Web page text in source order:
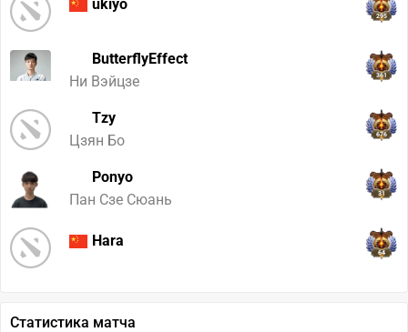
ukiyo
295
ButterflyEffect
Ни Вэйцзе
361
Tzy
Цзян Бо
676
Ponyo
Пан Сзе Сюань
31
Hara
64
Статистика матча